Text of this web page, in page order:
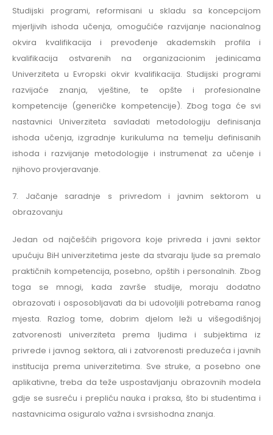
Studijski programi, reformisani u skladu sa koncepcijom
mjerljivih ishoda učenja, omogućiće razvijanje nacionalnog
okvira kvalifikacija i prevođenje akademskih profila i
kvalifikacija ostvarenih na organizacionim jedinicama
Univerziteta u Evropski okvir kvalifikacija. Studijski programi
razvijaće znanja, vještine, te opšte i profesionalne
kompetencije (generičke kompetencije). Zbog toga će svi
nastavnici Univerziteta savladati metodologiju definisanja
ishoda učenja, izgradnje kurikuluma na temelju definisanih
ishoda i razvijanje metodologije i instrumenat za učenje i
njihovo provjeravanje.
7. Jačanje saradnje s privredom i javnim sektorom u
obrazovanju
Jedan od najčešćih prigovora koje privreda i javni sektor
upućuju BiH univerzitetima jeste da stvaraju ljude sa premalo
praktičnih kompetencija, posebno, opštih i personalnih. Zbog
toga se mnogi, kada završe studije, moraju dodatno
obrazovati i osposobljavati da bi udovoljili potrebama ranog
mjesta. Razlog tome, dobrim djelom leži u višegodišnjoj
zatvorenosti univerziteta prema ljudima i subjektima iz
privrede i javnog sektora, ali i zatvorenosti preduzeća i javnih
institucija prema univerzitetima. Sve struke, a posebno one
aplikativne, treba da teže uspostavljanju obrazovnih modela
gdje se susreću i prepliću nauka i praksa, što bi studentima i
nastavnicima osiguralo važna i svrsishodna znanja.